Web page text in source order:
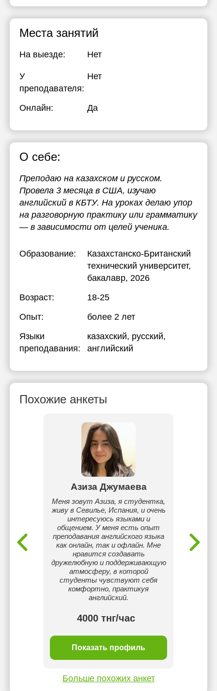
Места занятий
На выезде: Нет
У
преподавателя:
Нет
Онлайн: Да
О себе:
Преподаю на казахском и русском.
Провела 3 месяца в США, изучаю
английский в КБТУ. На уроках делаю упор
на разговорную практику или грамматику
— в зависимости от целей ученика.
Образование:
Казахстанско-Британский
технический университет,
бакалавр, 2026
Возраст:
18-25
Опыт:
более 2 лет
Языки
преподавания:
казахский, русский,
английский
Похожие анкеты
Азиза Джумаева
Меня зовут Азиза, я студентка,
живу в Севилье, Испания, и очень
интересуюсь языками и
общением. У меня есть опыт
преподавания английского языка
как онлайн, так и офлайн. Мне
нравится создавать
дружелюбную и поддерживающую
атмосферу, в которой
студенты чувствуют себя
комфортно, практикуя
английский.
4000 тнг/час
Показать профиль
Больше похожих анкет